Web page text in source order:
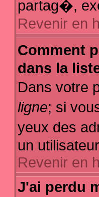
partag�,
Revenir en
Comment
dans la
Dans votre
ligne; si
yeux des
un
Revenir en
J'ai perdu